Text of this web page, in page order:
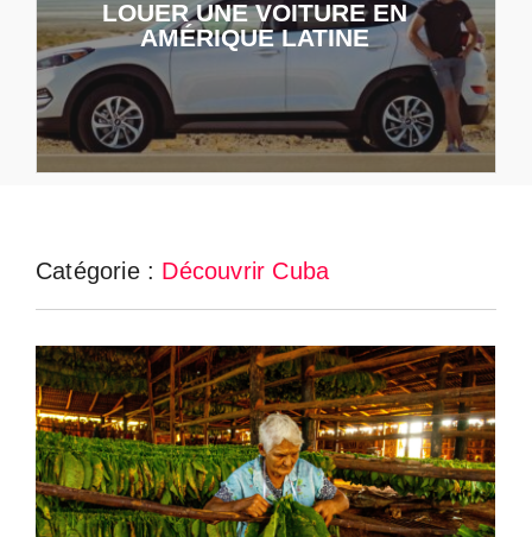
LOUER UNE VOITURE EN
AMÉRIQUE LATINE
Catégorie : Découvrir Cuba